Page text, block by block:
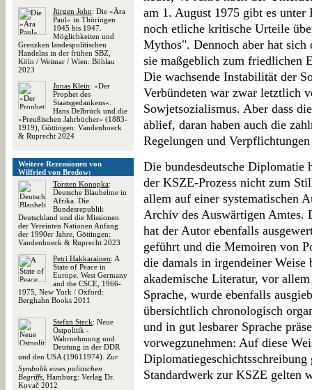
Jürgen John: Die »Ära
Paul« in Thüringen
1945 bis 1947.
Möglichkeiten und
Grenzken landespolitischen
Handelns in der frühen SBZ,
Köln / Weimar / Wien: Böhlau
2023
Jonas Klein: »Der
Prophet des
Staatsgedankens«.
Hans Delbrück und die
»Preußischen Jahrbücher« (1883-
1919), Göttingen: Vandenhoeck
& Ruprecht 2024
Weitere Rezensionen von
Wilfried von Bredow:
Torsten Konopka:
Deutsche Blauhelme in
Afrika. Die
Bundesrepublik
Deutschland und die Missionen
der Vereinten Nationen Anfang
der 1990er Jahre, Göttingen:
Vandenhoeck & Ruprecht 2023
Petri Hakkarainen: A
State of Peace in
Europe. West Germany
and the CSCE, 1966-
1975, New York / Oxford:
Berghahn Books 2011
Stefan Steck: Neue
Ostpolitik -
Wahrnehmung und
Deutung in der DDR
und den USA (19611974). Zur
Symbolik eines politischen
Begriffs , Hamburg: Verlag Dr.
Kovač 2012
am 1. August 1975 gibt es
noch etliche kritische Urteile
Mythos". Dennoch aber hat sich
sie maßgeblich zum friedlichen
Die wachsende Instabilität der
Verbündeten war zwar letztlich
Sowjetsozialismus. Aber dass
ablief, daran haben auch die
Regelungen und
Die bundesdeutsche Diplomatie
der KSZE-Prozess nicht zum
allem auf einer systematischen
Archiv des Auswärtigen Amtes.
hat der Autor ebenfalls
geführt und die Memoiren von
die damals in irgendeiner
akademische Literatur, vor
Sprache, wurde ebenfalls
übersichtlich chronologisch
und in gut lesbarer Sprache
vorwegzunehmen: Auf diese
Standardwerk zur KSZE gelten